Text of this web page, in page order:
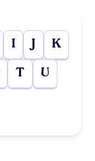
I J K
T U